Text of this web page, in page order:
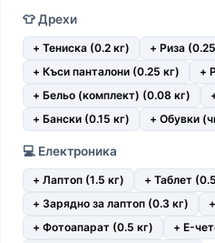
👕 Дрехи
+ Тениска (0.2 кг) + Риза
+ Къси панталони (0.25 кг)
+
+ Бельо (комплект) (0.08 кг)
+ Бански (0.15 кг)
+ Обувки
💻 Електроника
+ Лаптоп (1.5 кг) + Таблет
+ Зарядно за лаптоп (0.3 кг)
+ Фотоапарат (0.5 кг)
+ E-